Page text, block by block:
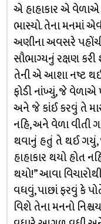
એ હાહાકાર એ વેળાએ
ભાસ્યો. તેના મનમાં
અણીના અવસરે
સૌભાગ્યનું રક્ષણ
તેની એ આશા નષ્ટ થઈ
ફોડી નાંખ્યું, જે
અને જે કાંઈ કરવું તે
નહિ, અને વેળા વીતી
થવાનું હતું તે થઈ ગયું,
હાહાકાર થયો હોત
થયો!” આવા
વધવું, પાછાં ફરવું કે
વિશે તેના મનનો